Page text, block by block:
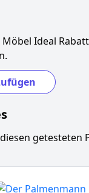
Möbel Ideal
getesteten